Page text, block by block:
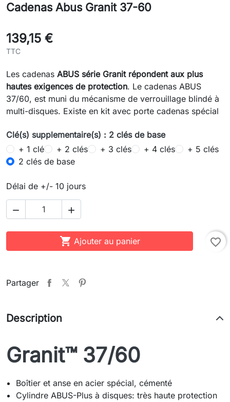
Cadenas Abus Granit 37-60
139,15 €
TTC
Les cadenas ABUS série Granit répondent aux plus
hautes exigences de protection. Le cadenas ABUS
37/60, est muni du mécanisme de verrouillage blindé à
multi-disques. Existe en kit avec porte cadenas spécial
Clé(s) supplementaire(s) : 2 clés de base
+ 1 clé
+ 2 clés + 3 clés + 4 clés
+ 5 clés
2 clés de base
Délai de +/- 10 jours
 
 Ajouter au panier favorite_border
Partager
Description
Granit™ 37/60
Boîtier et anse en acier spécial, cémenté
Cylindre ABUS-Plus à disques: très haute protection